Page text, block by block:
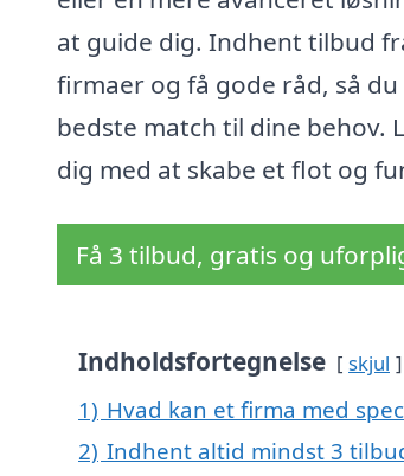
at guide dig. Indhent tilbud
firmaer og få gode råd, så
bedste match til dine behov.
dig med at skabe et flot og
Få 3 tilbud, gratis og
Indholdsfortegnelse skjul
1) Hvad kan et firma med
2) Indhent altid mindst 3